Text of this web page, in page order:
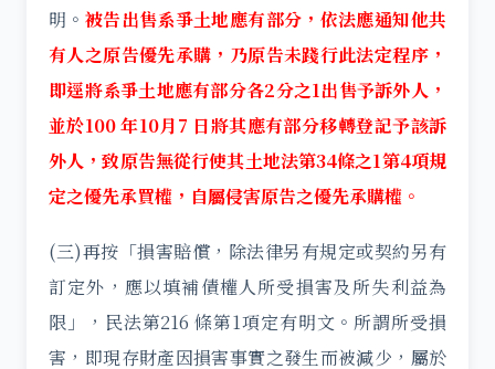
明。 被告出售系爭土地應有部分，依法應通知他共
有人之原告優先承購，乃原告未踐行此法定程序，
即逕將系爭土地應有部分各2分之1出售予訴外人，
並於100 年10月7 日將其應有部分移轉登記予該訴
外人，致原告無從行使其土地法第34條之1第4項規
定之優先承買權，自屬侵害原告之優先承購權。
(三)再按「損害賠償，除法律另有規定或契約另有
訂定外，應以填補債權人所受損害及所失利益為
限」，民法第216 條第1項定有明文。所謂所受損
害，即現存財產因損害事實之發生而被減少，屬於